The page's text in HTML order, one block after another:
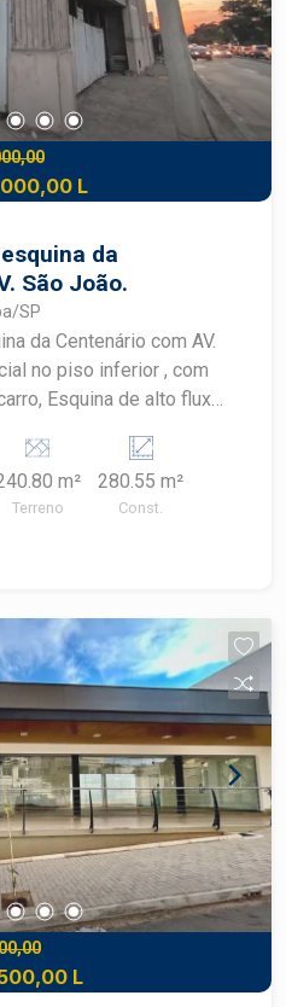
supermercados,
lazer comunitário
seus sonhos com
de valorização.
quem é agente de
imobiliário de
visita.
L
da
São João.
SP
da Centenário com AV.
no piso inferior , com
Esquina de alto fluxo
de alto padrão,
. Sendo 50 m2
+ 6 vagas 140 m2
m²
Terreno
280.55 m²
Const.
L